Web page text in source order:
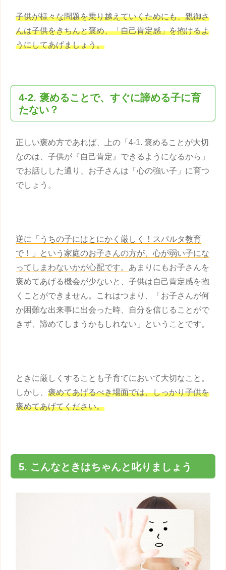
子供が様々な問題を乗り越えていくためにも、親御さ
んは子供をきちんと褒め、「自己肯定感」を抱けるよ
うにしてあげましょう。
4-2. 褒めることで、すぐに諦める子に育
たない？
正しい褒め方であれば、上の「4-1. 褒めることが大切
なのは、 子供が『自己肯定』できるようになるから」
でお話しした通り、お子さんは「心の強い子」に育つ
でしょう。
逆に「うちの子にはとにかく厳しく！スパルタ教育
で！」という家庭のお子さんの方が、心が弱い子にな
ってしまわないかが心配です。 あまりにもお子さんを
褒めてあげる機会が少ないと、 子供は自己肯定感を抱
くことができません。これはつまり、「お子さんが何
か困難な出来事に出会った時、自分を信じることがで
きず、諦めてしまうかもしれない」ということです。
ときに厳しくすることも子育てにおいて大切なこと。
しかし、 褒めてあげるべき場面では、しっかり子供を
褒めてあげてください。
5. こんなときはちゃんと叱りましょう